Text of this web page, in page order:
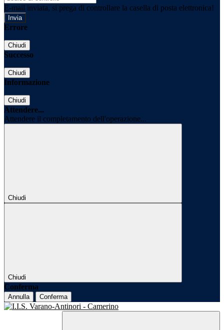
E-mail inviata, si prega di controllare la casella di posta elettronica!
Errore
Chiudi
Successo
Chiudi
Informazione
Chiudi
Attendere...
Attendere il completamento dell'operazione...
Chiudi
Chiudi
Conferma
Annulla Conferma